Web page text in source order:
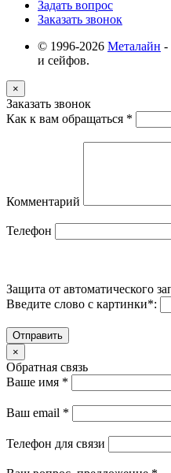
Задать вопрос
Заказать звонок
© 1996-2026 Металайн -
и сейфов.
×
Заказать звонок
Как к вам обращаться *
Комментарий
Телефон
Защита от автоматического
Введите слово с картинки*:
Отправить
×
Обратная связь
Ваше имя *
Ваш email *
Телефон для связи